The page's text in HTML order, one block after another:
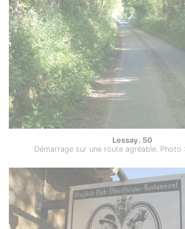
Lessay. 50
Démarrage sur une route agréable. Photo